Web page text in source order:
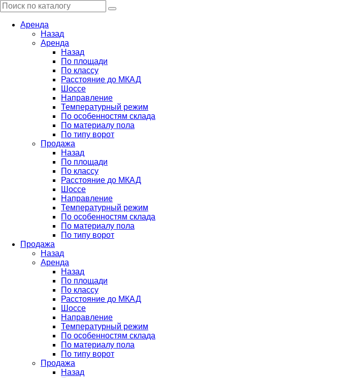
Аренда
Назад
Аренда
Назад
По площади
По классу
Расстояние до МКАД
Шоссе
Направление
Температурный режим
По особенностям склада
По материалу пола
По типу ворот
Продажа
Назад
По площади
По классу
Расстояние до МКАД
Шоссе
Направление
Температурный режим
По особенностям склада
По материалу пола
По типу ворот
Продажа
Назад
Аренда
Назад
По площади
По классу
Расстояние до МКАД
Шоссе
Направление
Температурный режим
По особенностям склада
По материалу пола
По типу ворот
Продажа
Назад